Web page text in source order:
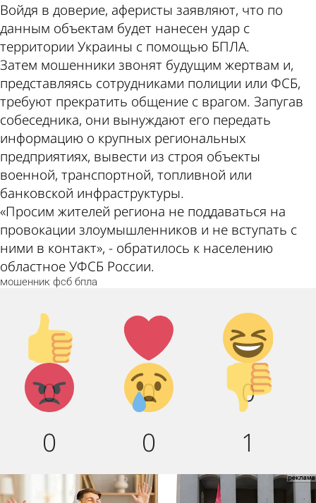
Войдя в доверие, аферисты заявляют, что по
данным объектам будет нанесен удар с
территории Украины с помощью БПЛА.
Затем мошенники звонят будущим жертвам и,
представляясь сотрудниками полиции или ФСБ,
требуют прекратить общение с врагом. Запугав
собеседника, они вынуждают его передать
информацию о крупных региональных
предприятиях, вывести из строя объекты
военной, транспортной, топливной или
банковской инфраструктуры.
«Просим жителей региона не поддаваться на
провокации злоумышленников и не вступать с
ними в контакт», - обратилось к населению
областное УФСБ России.
мошенник фсб бпла
Палец
вверх!
0
Лайк!
0
Дикий
смех!
0
Агрессия!
0
Грусть :
(
0
Палец
вниз!
1